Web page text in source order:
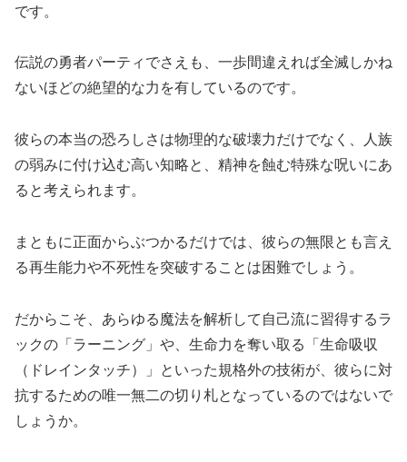
です。
伝説の勇者パーティでさえも、一歩間違えれば全滅しかね
ないほどの絶望的な力を有しているのです。
彼らの本当の恐ろしさは物理的な破壊力だけでなく、人族
の弱みに付け込む高い知略と、精神を蝕む特殊な呪いにあ
ると考えられます。
まともに正面からぶつかるだけでは、彼らの無限とも言え
る再生能力や不死性を突破することは困難でしょう。
だからこそ、あらゆる魔法を解析して自己流に習得するラ
ックの「ラーニング」や、生命力を奪い取る「生命吸収
（ドレインタッチ）」といった規格外の技術が、彼らに対
抗するための唯一無二の切り札となっているのではないで
しょうか。